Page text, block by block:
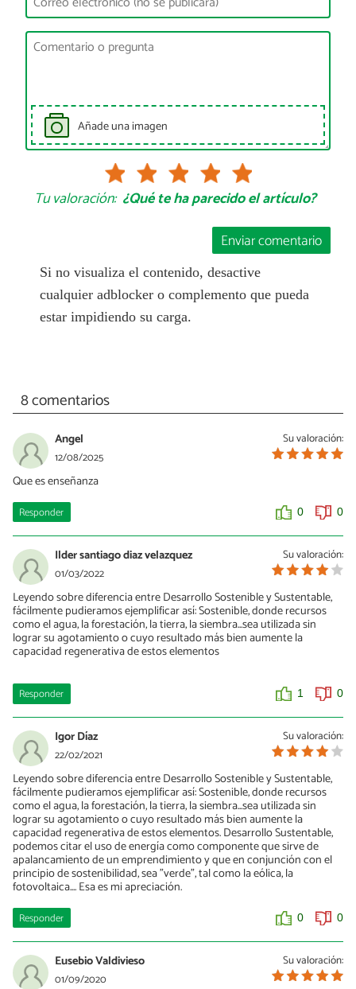
Añade una imagen
Tu valoración: ¿Qué te ha parecido el artículo?
Enviar comentario
Si no visualiza el contenido, desactive
cualquier adblocker o complemento que pueda
estar impidiendo su carga.
8 comentarios
Su valoración:
Angel
12/08/2025
Que es enseñanza
Responder 0 0
Su valoración:
Ilder santiago diaz velazquez
01/03/2022
Leyendo sobre diferencia entre Desarrollo Sostenible y Sustentable,
fácilmente pudieramos ejemplificar así: Sostenible, donde recursos
como el agua, la forestación, la tierra, la siembra...sea utilizada sin
lograr su agotamiento o cuyo resultado más bien aumente la
capacidad regenerativa de estos elementos
Responder 1 0
Su valoración:
Igor Díaz
22/02/2021
Leyendo sobre diferencia entre Desarrollo Sostenible y Sustentable,
fácilmente pudieramos ejemplificar así: Sostenible, donde recursos
como el agua, la forestación, la tierra, la siembra...sea utilizada sin
lograr su agotamiento o cuyo resultado más bien aumente la
capacidad regenerativa de estos elementos. Desarrollo Sustentable,
podemos citar el uso de energía como componente que sirve de
apalancamiento de un emprendimiento y que en conjunción con el
principio de sostenibilidad, sea "verde", tal como la eólica, la
fotovoltaica.... Esa es mi apreciación.
Responder 0 0
Su valoración:
Eusebio Valdivieso
01/09/2020